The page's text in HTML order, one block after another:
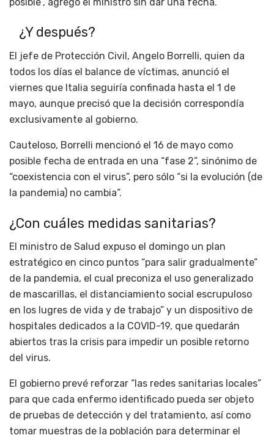
¿Y después?
El jefe de Protección Civil, Angelo Borrelli, quien da
todos los días el balance de víctimas, anunció el
viernes que Italia seguiría confinada hasta el 1 de
mayo, aunque precisó que la decisión correspondía
exclusivamente al gobierno.
Cauteloso, Borrelli mencionó el 16 de mayo como
posible fecha de entrada en una “fase 2”, sinónimo de
“coexistencia con el virus”, pero sólo “si la evolución (de
la pandemia) no cambia”.
¿Con cuáles medidas sanitarias?
El ministro de Salud expuso el domingo un plan
estratégico en cinco puntos “para salir gradualmente”
de la pandemia, el cual preconiza el uso generalizado
de mascarillas, el distanciamiento social escrupuloso
en los lugres de vida y de trabajo” y un dispositivo de
hospitales dedicados a la COVID-19, que quedarán
abiertos tras la crisis para impedir un posible retorno
del virus.
El gobierno prevé reforzar “las redes sanitarias locales”
para que cada enfermo identificado pueda ser objeto
de pruebas de detección y del tratamiento, así como
tomar muestras de la población para determinar el